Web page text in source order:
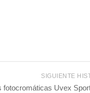
SIGUIENTE
fotocromáticas Uvex